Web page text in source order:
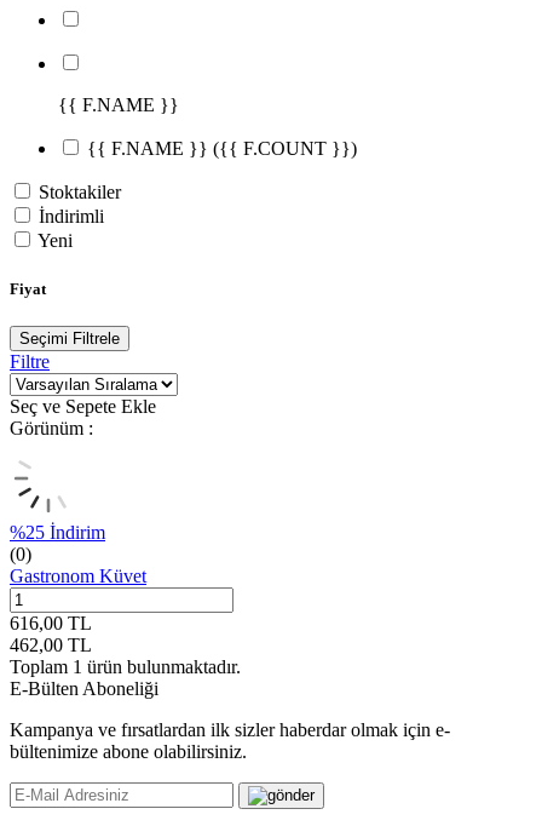
{{ F.NAME }}
{{ F.NAME }} ({{ F.COUNT }})
Stoktakiler
İndirimli
Yeni
Fiyat
Seçimi Filtrele
Filtre
Seç ve Sepete Ekle
Görünüm :
%25 İndirim
(0)
Gastronom Küvet
616,00 TL
462,00 TL
Toplam 1 ürün bulunmaktadır.
E-Bülten Aboneliği
Kampanya ve fırsatlardan ilk sizler haberdar olmak için e-
bültenimize abone olabilirsiniz.